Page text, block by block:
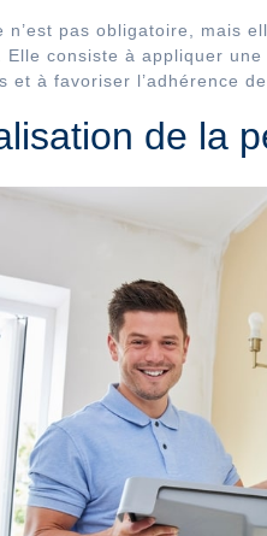
n’est pas obligatoire, mais
Elle consiste à appliquer
et à favoriser l’adhérence
de la